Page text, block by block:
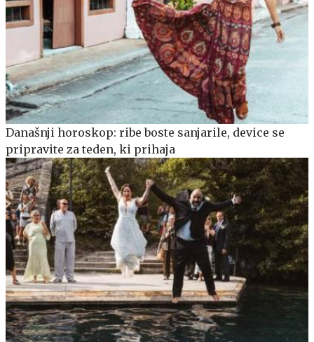
Današnji horoskop: ribe boste sanjarile, device se
pripravite za teden, ki prihaja